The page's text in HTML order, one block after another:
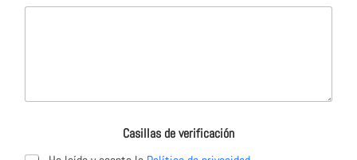
Casillas de verificación